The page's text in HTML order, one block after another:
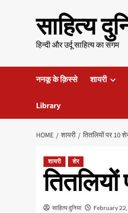
साहित्य
हिन्दी और उर्दू साहित्य का संगम
ननकू के क़िस्से शायरी
Library
HOME शायरी तितलियों पर 10
शायरी शेर
साहित्य दुनिया February